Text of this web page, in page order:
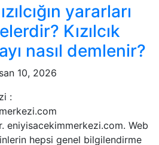
yararları
Kızılcık
nasıl demlenir?
10, 2026
:
eniyisacekimmerkezi.com. Web
hepsi genel bilgilendirme